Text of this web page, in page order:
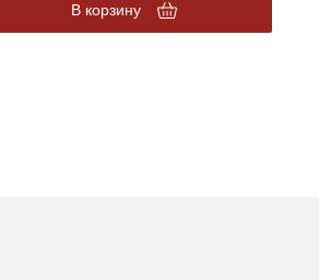
В корзину